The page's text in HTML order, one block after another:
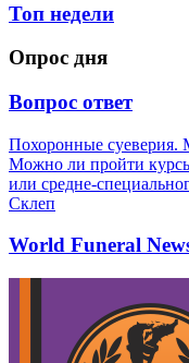
Топ недели
Опрос дня
Вопрос ответ
Похоронные суеверия.
Можно ли пройти
или средне-
Склеп
World Funeral